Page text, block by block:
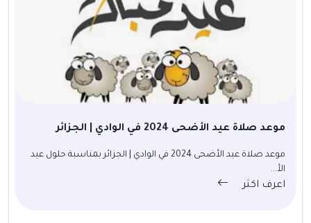
موعد صلاة عيد الأضحى 2024 في الوادي | الجزائر
موعد صلاة عيد الأضحى 2024 في الوادي | الجزائر بمناسبة حلول عيد
الأ...
اعرف اكثر